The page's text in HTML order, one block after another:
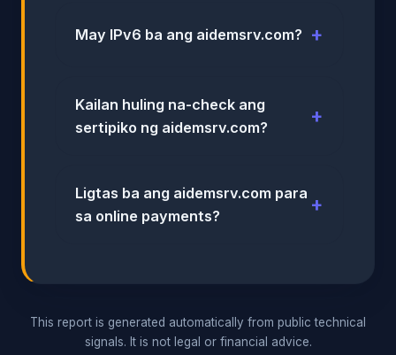
May IPv6 ba ang aidemsrv.com?
Kailan huling na-check ang
sertipiko ng aidemsrv.com?
Ligtas ba ang aidemsrv.com para
sa online payments?
This report is generated automatically from public technical
signals. It is not legal or financial advice.